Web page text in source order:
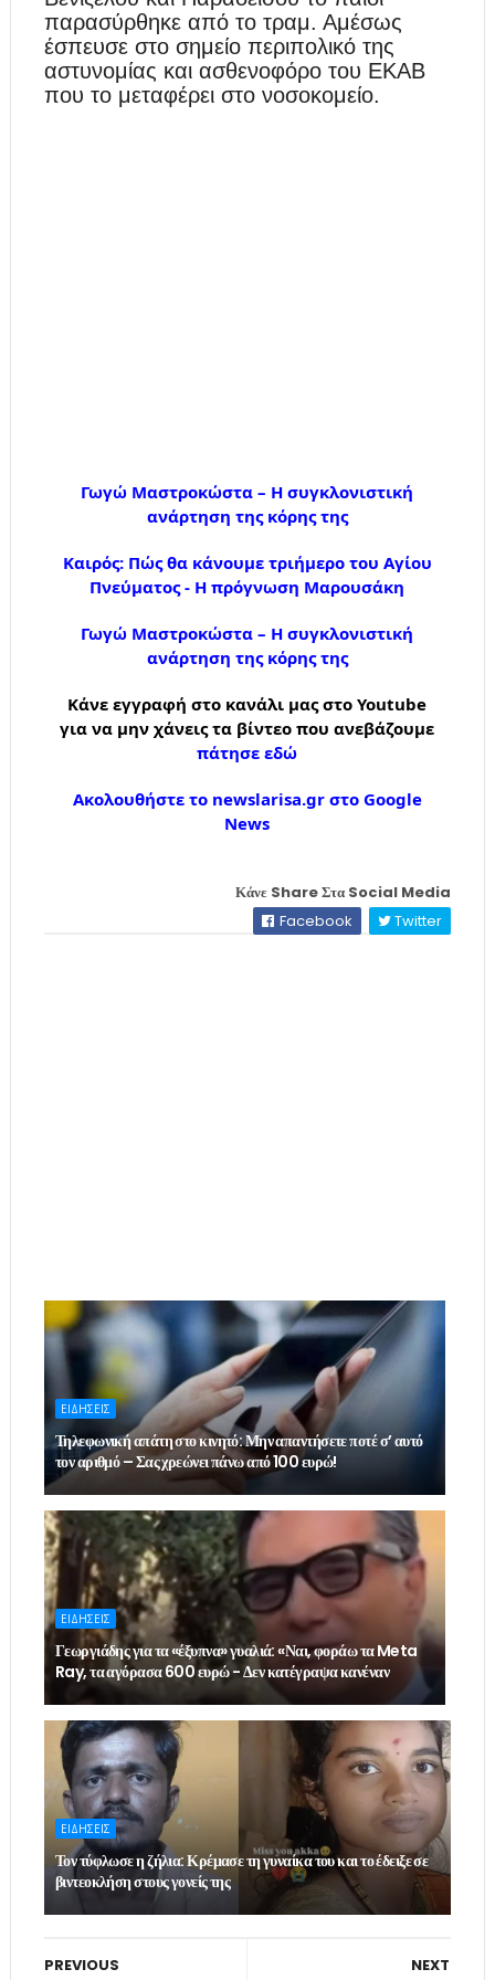
παρασύρθηκε από το τραμ. Αμέσως
έσπευσε στο σημείο περιπολικό της
αστυνομίας και ασθενοφόρο του ΕΚΑΒ
που το μεταφέρει στο νοσοκομείο.
Γωγώ Μαστροκώστα – Η συγκλονιστική
ανάρτηση της κόρης της
Καιρός: Πώς θα κάνουμε τριήμερο του Αγίου
Πνεύματος - Η πρόγνωση Μαρουσάκη
Γωγώ Μαστροκώστα – Η συγκλονιστική
ανάρτηση της κόρης της
Κάνε εγγραφή στο κανάλι μας στο Youtube
για να μην χάνεις τα βίντεο που ανεβάζουμε
πάτησε εδώ
Ακολουθήστε το newslarisa.gr στο Google
News
Κάνε Share Στα Social Media
Facebook
Twitter
ΕΙΔΗΣΕΙΣ
Τηλεφωνική απάτη στο κινητό: Μην απαντήσετε ποτέ σ’ αυτό
τον αριθμό – Σας χρεώνει πάνω από 100 ευρώ!
ΕΙΔΗΣΕΙΣ
Γεωργιάδης για τα «έξυπνα» γυαλιά: «Ναι, φοράω τα Meta
Ray, τα αγόρασα 600 ευρώ - Δεν κατέγραψα κανέναν
ΕΙΔΗΣΕΙΣ
Τον τύφλωσε η ζήλια: Κρέμασε τη γυναίκα του και το έδειξε σε
βιντεοκλήση στους γονείς της
NEXT
PREVIOUS